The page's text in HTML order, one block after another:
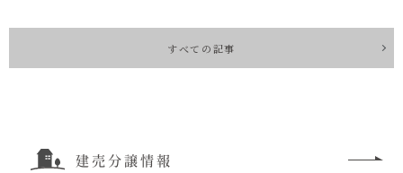
すべての記事
建売分譲情報